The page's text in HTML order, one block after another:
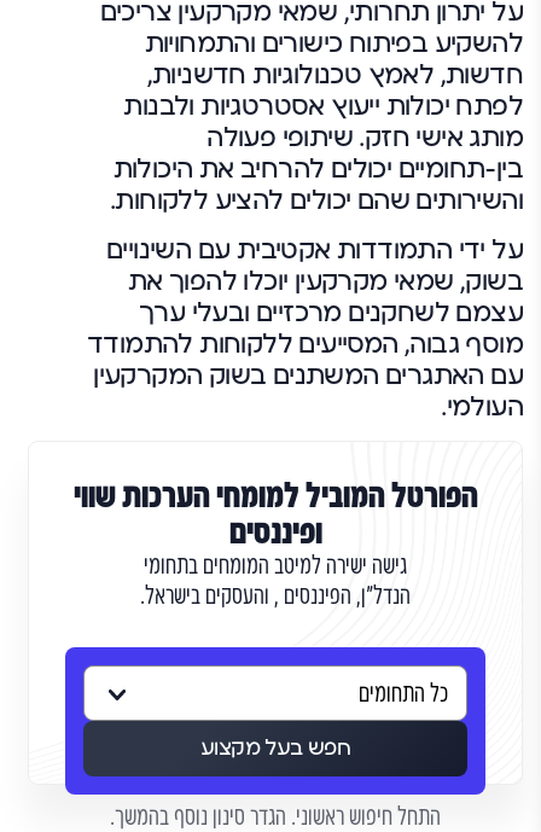
על יתרון תחרותי, שמאי מקרקעין צריכים
להשקיע בפיתוח כישורים והתמחויות
חדשות, לאמץ טכנולוגיות חדשניות,
לפתח יכולות ייעוץ אסטרטגיות ולבנות
מותג אישי חזק. שיתופי פעולה
בין-תחומיים יכולים להרחיב את היכולות
והשירותים שהם יכולים להציע ללקוחות.
על ידי התמודדות אקטיבית עם השינויים
בשוק, שמאי מקרקעין יוכלו להפוך את
עצמם לשחקנים מרכזיים ובעלי ערך
מוסף גבוה, המסייעים ללקוחות להתמודד
עם האתגרים המשתנים בשוק המקרקעין
העולמי.
הפורטל המוביל למומחי הערכות שווי
ופיננסים
גישה ישירה למיטב המומחים בתחומי
הנדל"ן, הפיננסים , והעסקים בישראל.
חפש בעל מקצוע
התחל חיפוש ראשוני. הגדר סינון נוסף בהמשך.